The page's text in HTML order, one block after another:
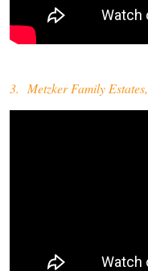
3. Metzker Family